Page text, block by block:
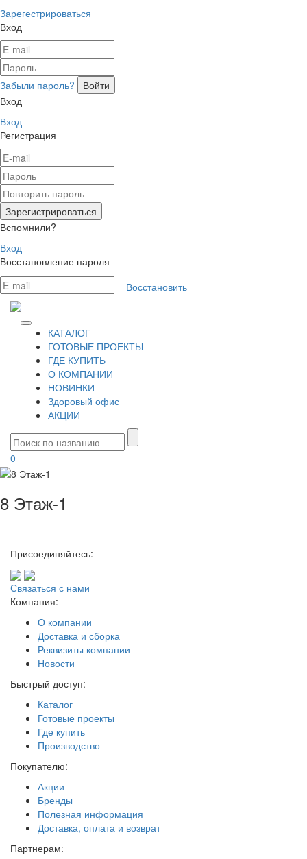
Зарегестрироваться
Вход
Забыли пароль?
Вход
Вход
Регистрация
Вспомнили?
Вход
Восстановление пароля
Восстановить
КАТАЛОГ
ГОТОВЫЕ ПРОЕКТЫ
ГДЕ КУПИТЬ
О КОМПАНИИ
НОВИНКИ
Здоровый офис
АКЦИИ
0
8 Этаж-1
Присоединяйтесь:
Связаться с нами
Компания:
О компании
Доставка и сборка
Реквизиты компании
Новости
Быстрый доступ:
Каталог
Готовые проекты
Где купить
Производство
Покупателю:
Акции
Бренды
Полезная информация
Доставка, оплата и возврат
Партнерам: